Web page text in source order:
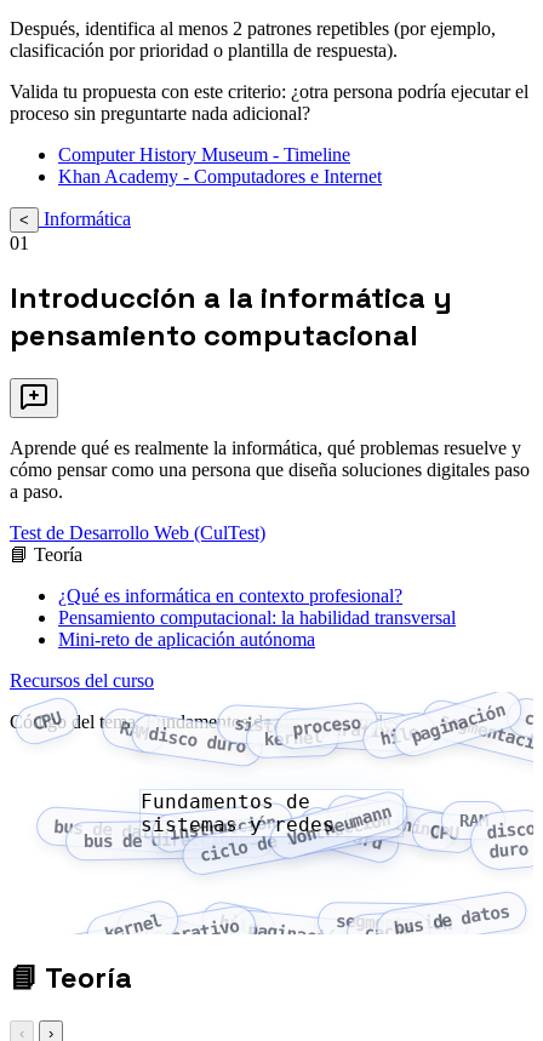
Después, identifica al menos 2 patrones repetibles (por ejemplo,
clasificación por prioridad o plantilla de respuesta).
Valida tu propuesta con este criterio: ¿otra persona podría ejecutar el
proceso sin preguntarte nada adicional?
Computer History Museum - Timeline
Khan Academy - Computadores e Internet
<
Informática
01
Introducción a la informática y
pensamiento computacional
Aprende qué es realmente la informática, qué problemas resuelve y
cómo pensar como una persona que diseña soluciones digitales paso
a paso.
Test de Desarrollo Web (CulTest)
📘 Teoría
¿Qué es informática en contexto profesional?
Pensamiento computacional: la habilidad transversal
Mini-reto de aplicación autónoma
Recursos del curso
Código del tema: Fundamentos de sistemas y redes
CPU RAMdisco durosistema operativo
kernelproceso hilopaginación
bus de datos
bus de direcciones
instrucción
ciclo de instrucción
Von Neumann
Harvard
pipeliningCPU
RAMdisco
duro
sistema operativo
kernelproceso hilopaginaciónsegmentación
cachébus de datos
Fundamentos de
sistemas y redes
📘 Teoría
‹ ›